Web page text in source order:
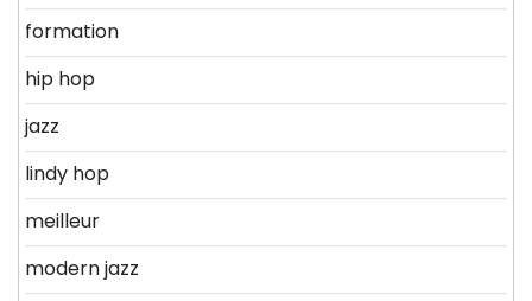
formation
hip hop
jazz
lindy hop
meilleur
modern jazz